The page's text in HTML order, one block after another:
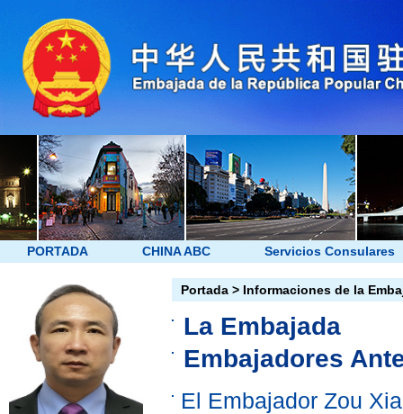
PORTADA CHINA ABC Servicios Consulares
Portada > Informaciones de la
La Embajada
Embajadores
El Embajador Zou